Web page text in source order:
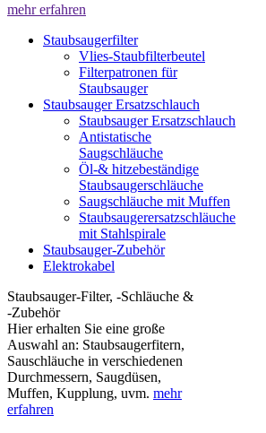
mehr erfahren
Staubsaugerfilter
Vlies-Staubfilterbeutel
Filterpatronen für
Staubsauger
Staubsauger Ersatzschlauch
Staubsauger Ersatzschlauch
Antistatische
Saugschläuche
Öl-& hitzebeständige
Staubsaugerschläuche
Saugschläuche mit Muffen
Staubsaugerersatzschläuche
mit Stahlspirale
Staubsauger-Zubehör
Elektrokabel
Staubsauger-Filter, -Schläuche &
-Zubehör
Hier erhalten Sie eine große
Auswahl an: Staubsaugerfitern,
Sauschläuche in verschiedenen
Durchmessern, Saugdüsen,
Muffen, Kupplung, uvm. mehr
erfahren